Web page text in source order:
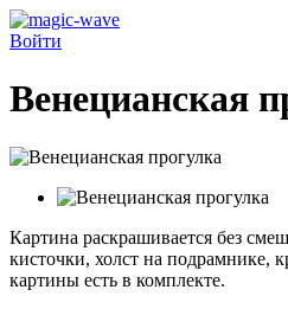
Войти
Венецианская
Картина раскрашивается без
кисточки, холст на подрамнике,
картины есть в комплекте.